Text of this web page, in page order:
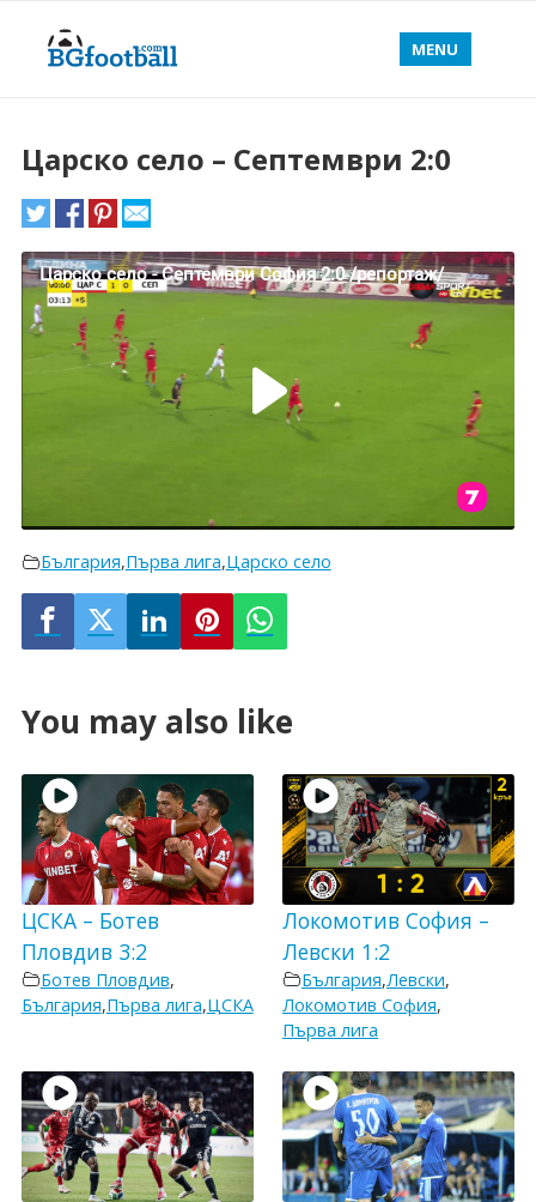
MENU
Царско село – Септември 2:0
България,Първа лига,Царско село
You may also like
ЦСКА – Ботев
Пловдив 3:2
Ботев Пловдив,
България,Първа лига,ЦСКА
Локомотив София –
Левски 1:2
България,Левски,
Локомотив София,
Първа лига